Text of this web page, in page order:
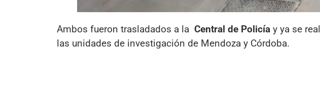
Ambos fueron trasladados a la Central de Policía y ya se
las unidades de investigación de Mendoza y Córdoba.